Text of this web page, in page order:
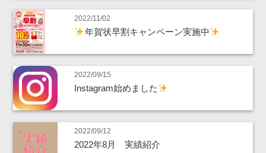
2022/11/02
年賀状早割キャンペーン実施中
2022/09/15
Instagram始めました
2022/09/12
2022年8月 実績紹介